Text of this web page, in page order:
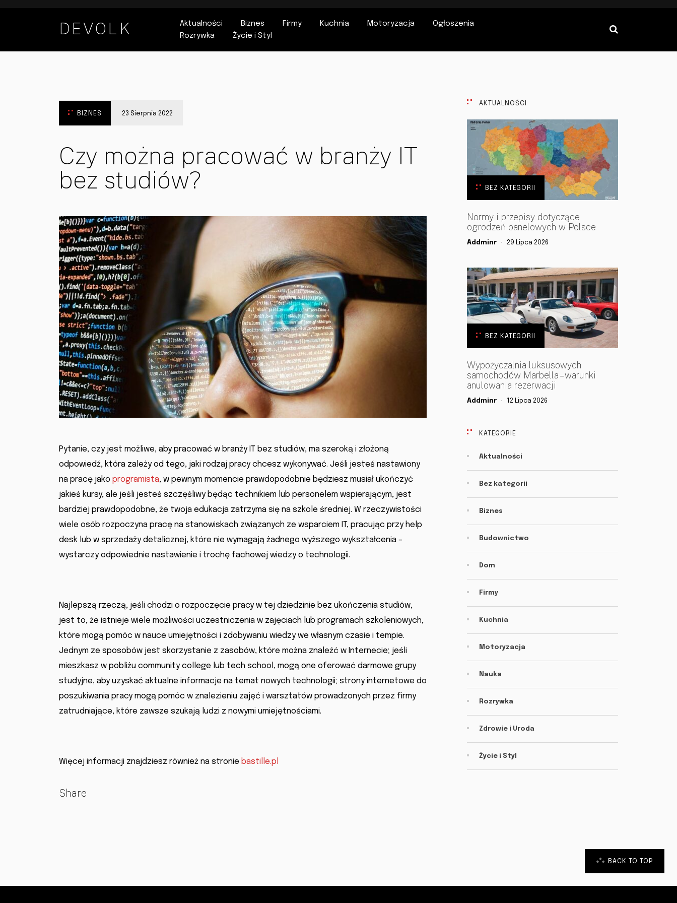
DEVOLK Aktualności Biznes Firmy Kuchnia Motoryzacja
Ogłoszenia
Rozrywka
Życie i Styl
BIZNES 23 Sierpnia 2022
Czy można pracować w branży IT
bez studiów?
Pytanie, czy jest możliwe, aby pracować w branży IT bez studiów, ma szeroką i złożoną
odpowiedź, która zależy od tego, jaki rodzaj pracy chcesz wykonywać. Jeśli jesteś nastawiony
na pracę jako programista, w pewnym momencie prawdopodobnie będziesz musiał ukończyć
jakieś kursy, ale jeśli jesteś szczęśliwy będąc technikiem lub personelem wspierającym, jest
bardziej prawdopodobne, że twoja edukacja zatrzyma się na szkole średniej. W rzeczywistości
wiele osób rozpoczyna pracę na stanowiskach związanych ze wsparciem IT, pracując przy help
desk lub w sprzedaży detalicznej, które nie wymagają żadnego wyższego wykształcenia –
wystarczy odpowiednie nastawienie i trochę fachowej wiedzy o technologii.
Najlepszą rzeczą, jeśli chodzi o rozpoczęcie pracy w tej dziedzinie bez ukończenia studiów,
jest to, że istnieje wiele możliwości uczestniczenia w zajęciach lub programach szkoleniowych,
które mogą pomóc w nauce umiejętności i zdobywaniu wiedzy we własnym czasie i tempie.
Jednym ze sposobów jest skorzystanie z zasobów, które można znaleźć w Internecie; jeśli
mieszkasz w pobliżu community college lub tech school, mogą one oferować darmowe grupy
studyjne, aby uzyskać aktualne informacje na temat nowych technologii; strony internetowe do
poszukiwania pracy mogą pomóc w znalezieniu zajęć i warsztatów prowadzonych przez firmy
zatrudniające, które zawsze szukają ludzi z nowymi umiejętnościami.
Więcej informacji znajdziesz również na stronie bastille.pl
Share
AKTUALNOŚCI
BEZ KATEGORII
Normy i przepisy dotyczące
ogrodzeń panelowych w Polsce
Addminr 29 Lipca 2026
BEZ KATEGORII
Wypożyczalnia luksusowych
samochodów Marbella – warunki
anulowania rezerwacji
Addminr 12 Lipca 2026
KATEGORIE
Aktualności
Bez kategorii
Biznes
Budownictwo
Dom
Firmy
Kuchnia
Motoryzacja
Nauka
Rozrywka
Zdrowie i Uroda
Życie i Styl
BACK TO TOP